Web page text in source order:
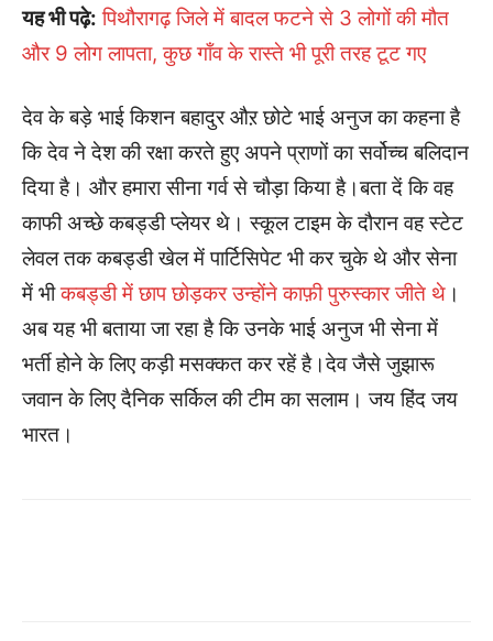
यह भी पढ़े: पिथौरागढ़ जिले में बादल फटने से 3 लोगों की मौत
और 9 लोग लापता, कुछ गाँव के रास्ते भी पूरी तरह टूट गए
देव के बड़े भाई किशन बहादुर औऱ छोटे भाई अनुज का कहना है
कि देव ने देश की रक्षा करते हुए अपने प्राणों का सर्वोच्च बलिदान
दिया है। और हमारा सीना गर्व से चौड़ा किया है।बता दें कि वह
काफी अच्छे कबड्डी प्लेयर थे। स्कूल टाइम के दौरान वह स्टेट
लेवल तक कबड्डी खेल में पार्टिसिपेट भी कर चुके थे और सेना
में भीकबड्डी में छाप छोड़कर उन्होंने काफ़ी पुरुस्कार जीते थे ।
अब यह भी बताया जा रहा है कि उनके भाई अनुज भी सेना में
भर्ती होने के लिए कड़ी मसक्कत कर रहें है।देव जैसे जुझारू
जवान के लिए दैनिक सर्किल की टीम का सलाम। जय हिंद जय
भारत।